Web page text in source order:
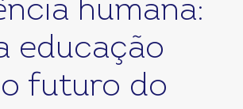
humana:
educação
futuro do